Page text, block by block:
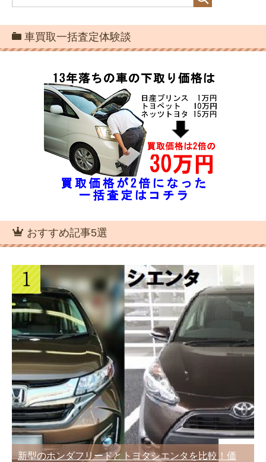
車買取一括査定体験談
おすすめ記事5選
新型のホンダフリードとトヨタシエンタを比較！価